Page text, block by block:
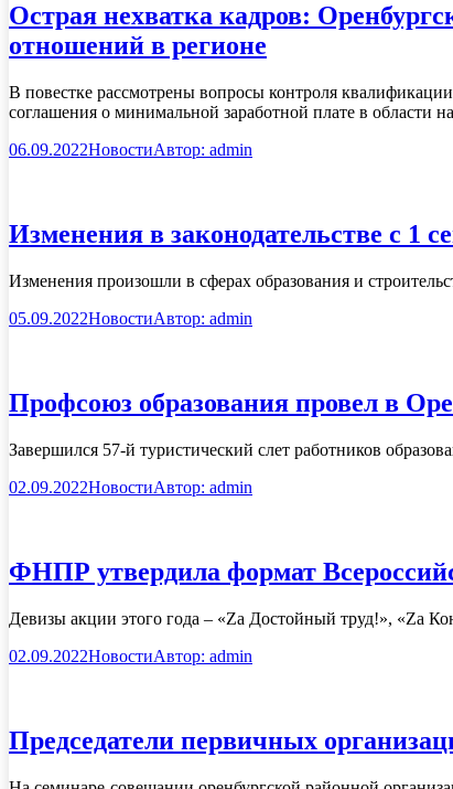
Острая нехватка кадров:
отношений в регионе
В повестке рассмотрены вопросы контроля
соглашения о минимальной заработной плате в области
06.09.2022НовостиАвтор: admin
Изменения в законодательстве с 1
Изменения произошли в сферах образования и
05.09.2022НовостиАвтор: admin
Профсоюз образования провел в
Завершился 57-й туристический слет работников
02.09.2022НовостиАвтор: admin
ФНПР утвердила формат
Девизы акции этого года – «Zа Достойный труд!», «Zа
02.09.2022НовостиАвтор: admin
Председатели первичных